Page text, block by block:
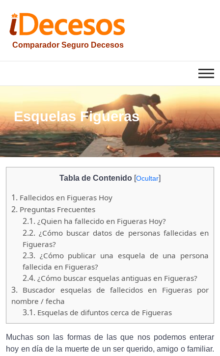
contenido
Comparador Seguro Decesos
iesquelas
Esquelas Figueras
Tabla de Contenido [Ocultar]
1. Fallecidos en Figueras Hoy
2. Preguntas Frecuentes
2.1. ¿Quien ha fallecido en Figueras Hoy?
2.2. ¿Cómo buscar datos de personas fallecidas en
Figueras?
2.3. ¿Cómo publicar una esquela de una persona
fallecida en Figueras?
2.4. ¿Cómo buscar esquelas antiguas en Figueras?
3. Buscador esquelas de fallecidos en Figueras por
nombre / fecha
3.1. Esquelas de difuntos cerca de Figueras
Muchas son las formas de las que nos podemos enterar
hoy en día de la muerte de un ser querido, amigo o familiar.